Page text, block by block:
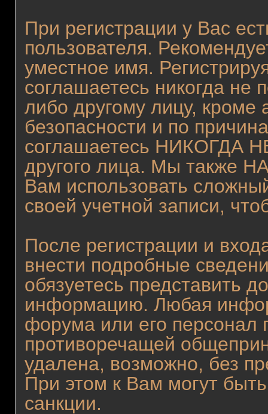
При регистрации у Вас
пользователя.
уместное имя.
соглашаетесь никогда не
либо другому лицу,
безопасности и по
соглашаетесь НИКОГДА
другого лица. Мы также
Вам использовать
своей учетной записи,
После регистрации и
внести подробные
обязуетесь представить
информацию. Любая
форума или его персонал
противоречащей
удалена, возможно, без
При этом к Вам могут
санкции.